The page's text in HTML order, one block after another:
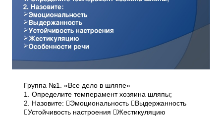
Группа №1. «Все дело в шляпе»
1. Определите темперамент хозяина шляпы;
2. Назовите: Эмоциональность Выдержанность
Устойчивость настроения Жестикуляцию